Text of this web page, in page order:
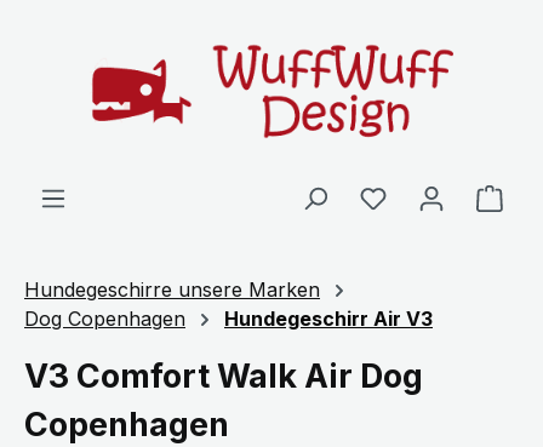
Hundegeschirre unsere Marken
Dog Copenhagen
Hundegeschirr Air V3
V3 Comfort Walk Air Dog
Copenhagen